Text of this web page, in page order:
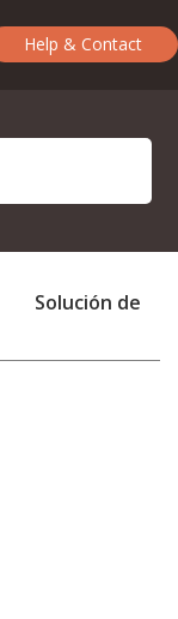
Help & Contact
Solución de